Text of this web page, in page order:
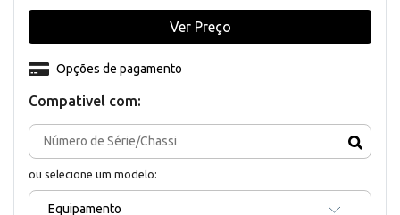
Compativel com:
ou selecione um modelo:
Equipamento
Opções de pagamento
Ver Preço